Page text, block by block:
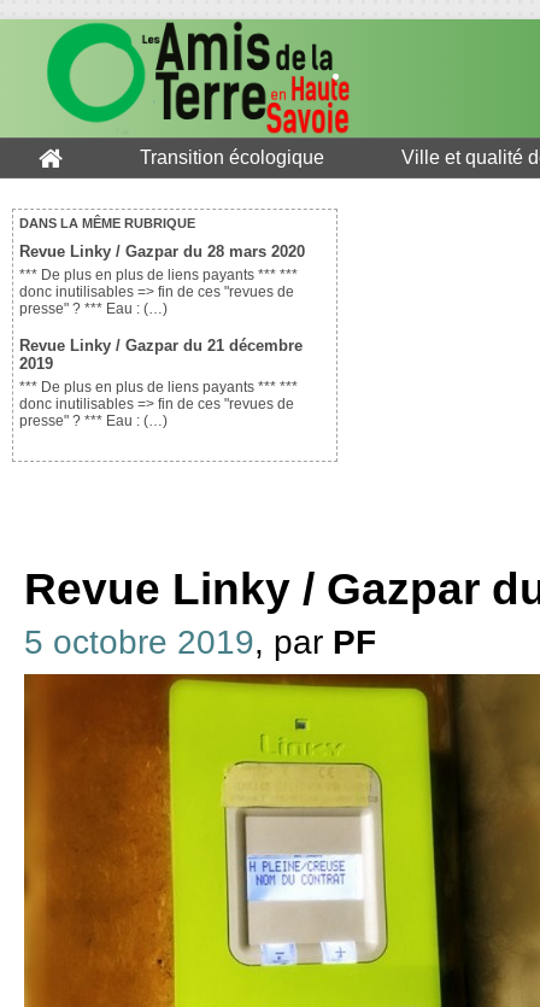
Transition écologique Ville et qualité
DANS LA MÊME RUBRIQUE
Revue Linky / Gazpar du 28 mars 2020
*** De plus en plus de liens payants *** ***
donc inutilisables => fin de ces "revues de
presse" ? *** Eau : (…)
Revue Linky / Gazpar du 21 décembre
2019
*** De plus en plus de liens payants *** ***
donc inutilisables => fin de ces "revues de
presse" ? *** Eau : (…)
Revue Linky / Gazpar
5 octobre 2019, par PF